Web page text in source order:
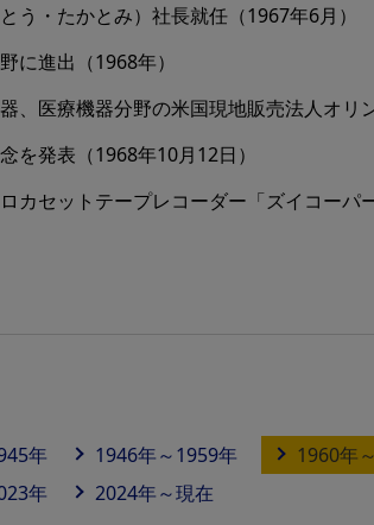
う・たかとみ）社長就任（1967年6月）
に進出（1968年）
、医療機器分野の米国現地販売法人オリ
を発表（1968年10月12日）
カセットテープレコーダー「ズイコーパ
年 1946年～1959年 1960年
年
2024年～現在